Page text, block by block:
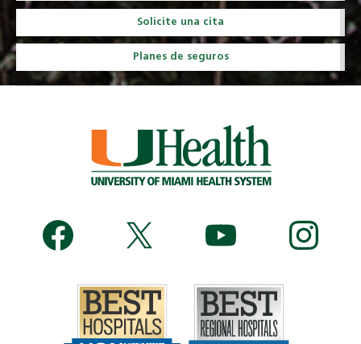
Solicite una cita
Planes de seguros